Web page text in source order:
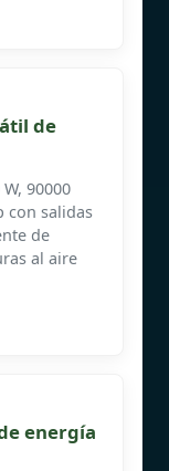
de
90000
con salidas
de
al aire
energía